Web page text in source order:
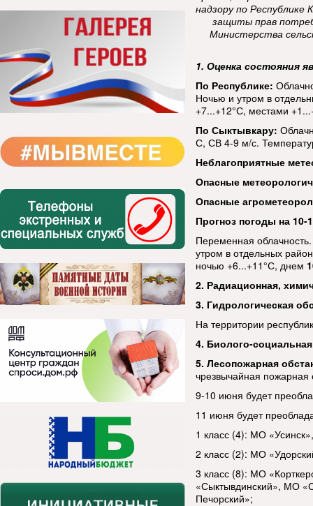
надзору по Республике
защиты прав
Министерства
1. Оценка состояния
По Республике:
Ночью и утром в
+7...+12°С, местами
По Сыктывкару:
С, СВ 4-9 м/с.
Неблагоприятные
Опасные
Опасные
Прогноз погоды на 10-
Переменная
утром в отдельных
ночью +6...+11°С, днем
2. Радиационная,
3. Гидрологическая
На территории
4. Биолого-
5. Лесопожарная
чрезвычайная пожарная
9-10 июня будет
11 июня будет
1 класс (4): МО
2 класс (2): МО
3 класс (8): МО
«Сыктывдинский», МО
Печорский»;